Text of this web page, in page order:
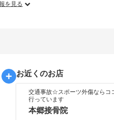
を見る
お近くのお店
交通事故☆スポーツ外傷ならコ
行っています
本郷接骨院